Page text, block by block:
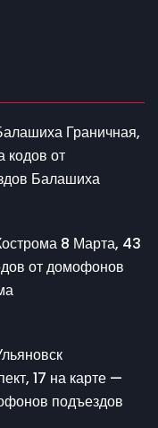
Граничная,
кодов от
Балашиха
8 Марта, 43
от домофонов
17 на карте —
подъездов